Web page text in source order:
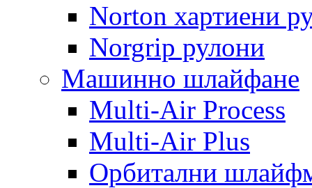
Norton хартиени
Norgrip рулони
Машинно шлайфане
Multi-Air Process
Multi-Air Plus
Орбитални